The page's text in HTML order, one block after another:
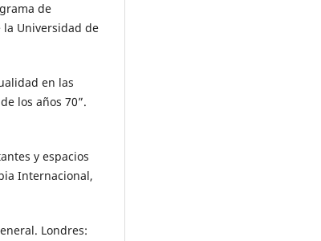
de
la Universidad de
en las
los años 70”.
y espacios
Internacional,
Londres: